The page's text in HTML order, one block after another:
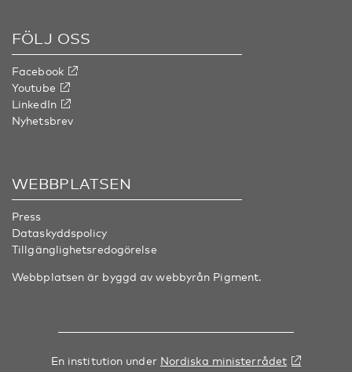
FÖLJ OSS
Facebook
Youtube
LinkedIn
Nyhetsbrev
WEBBPLATSEN
Press
Dataskyddspolicy
Tillgänglighetsredogörelse
Webbplatsen är byggd av webbyrån Pigment.
En institution under Nordiska ministerrådet